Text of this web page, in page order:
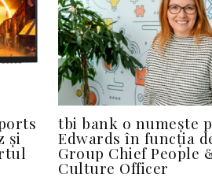
și
tbi bank o numește
Edwards în funcția
Group Chief People
Culture Officer